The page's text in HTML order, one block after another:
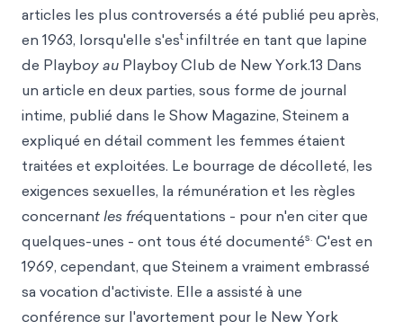
articles les plus controversés a été publié peu après,
en 1963, lorsqu'elle s'estinfiltrée en tant que lapine
de Playboy au Playboy Club de New York.13 Dans
un article en deux parties, sous forme de journal
intime, publié dans le Show Magazine, Steinem a
expliqué en détail comment les femmes étaient
traitées et exploitées. Le bourrage de décolleté, les
exigences sexuelles, la rémunération et les règles
concernant les fréquentations - pour n'en citer que
quelques-unes - ont tous été documentés. C'est en
1969, cependant, que Steinem a vraiment embrassé
sa vocation d'activiste. Elle a assisté à une
conférence sur l'avortement pour le New York